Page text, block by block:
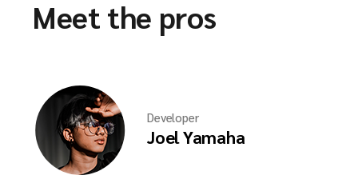
Meet the pros
Developer
Joel Yamaha